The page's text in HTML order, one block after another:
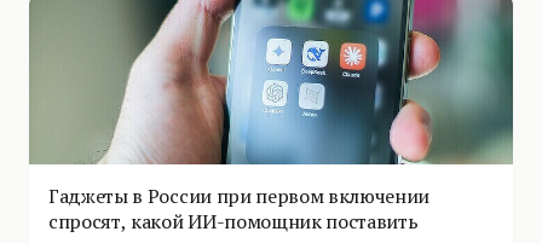
Гаджеты в России при первом включении
спросят, какой ИИ-помощник поставить